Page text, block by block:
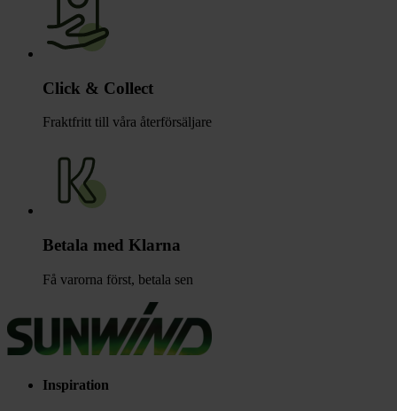
Click & Collect
Fraktfritt till våra återförsäljare
Betala med Klarna
Få varorna först, betala sen
Inspiration